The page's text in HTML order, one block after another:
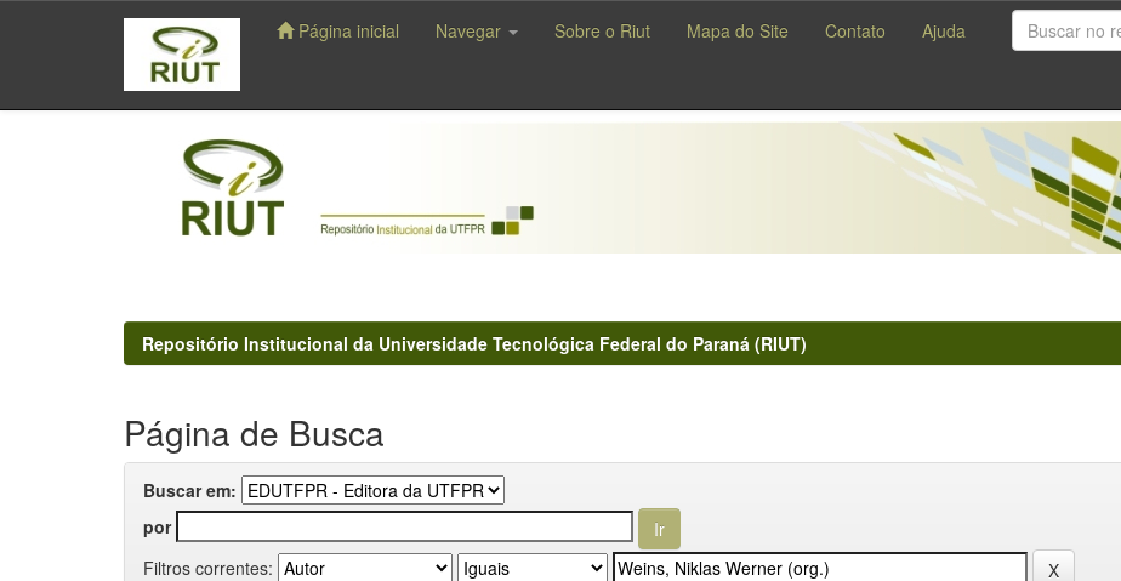
navigation
Página inicial Navegar Sobre o Riut Mapa do Site Contato Ajuda
Repositório Institucional da Universidade Tecnológica Federal do Paraná (RIUT)
Página de Busca
Buscar em:
por
Filtros correntes: